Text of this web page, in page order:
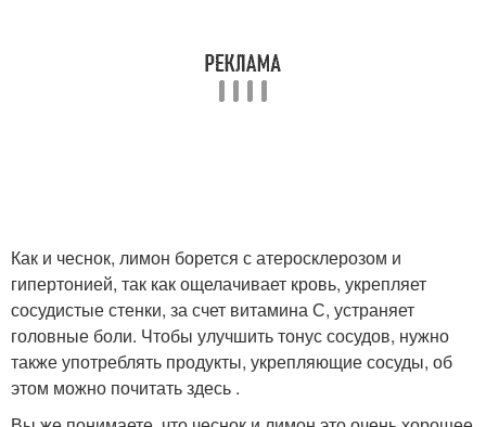
Как и чеснок, лимон борется с атеросклерозом и
гипертонией, так как ощелачивает кровь, укрепляет
сосудистые стенки, за счет витамина С, устраняет
головные боли. Чтобы улучшить тонус сосудов, нужно
также употреблять продукты, укрепляющие сосуды, об
этом можно почитать здесь .